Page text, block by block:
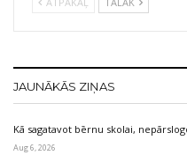
JAUNĀKĀS ZIŅAS
Kā sagatavot bērnu skolai,
Aug 6, 2026